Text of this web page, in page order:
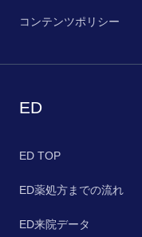
コンテンツポリシー
ED
ED TOP
ED薬処方までの流れ
ED来院データ